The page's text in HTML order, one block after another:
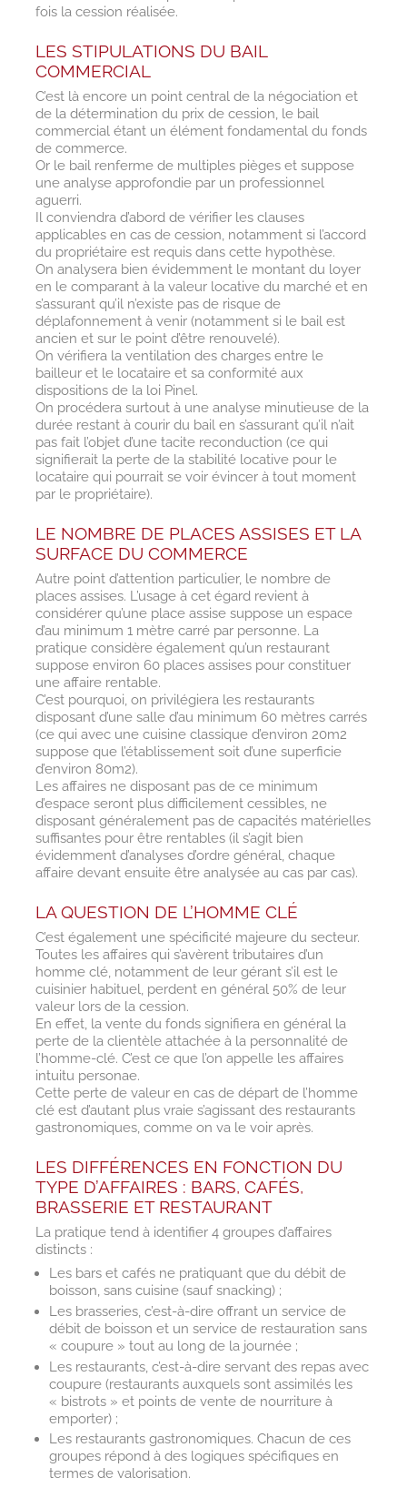
fois la cession réalisée.
LES STIPULATIONS DU BAIL
COMMERCIAL
C’est là encore un point central de la négociation et
de la détermination du prix de cession, le bail
commercial étant un élément fondamental du fonds
de commerce.
Or le bail renferme de multiples pièges et suppose
une analyse approfondie par un professionnel
aguerri.
Il conviendra d’abord de vérifier les clauses
applicables en cas de cession, notamment si l’accord
du propriétaire est requis dans cette hypothèse.
On analysera bien évidemment le montant du loyer
en le comparant à la valeur locative du marché et en
s’assurant qu’il n’existe pas de risque de
déplafonnement à venir (notamment si le bail est
ancien et sur le point d’être renouvelé).
On vérifiera la ventilation des charges entre le
bailleur et le locataire et sa conformité aux
dispositions de la loi Pinel.
On procédera surtout à une analyse minutieuse de la
durée restant à courir du bail en s’assurant qu’il n’ait
pas fait l’objet d’une tacite reconduction (ce qui
signifierait la perte de la stabilité locative pour le
locataire qui pourrait se voir évincer à tout moment
par le propriétaire).
LE NOMBRE DE PLACES ASSISES ET LA
SURFACE DU COMMERCE
Autre point d’attention particulier, le nombre de
places assises. L’usage à cet égard revient à
considérer qu’une place assise suppose un espace
d’au minimum 1 mètre carré par personne. La
pratique considère également qu’un restaurant
suppose environ 60 places assises pour constituer
une affaire rentable.
C’est pourquoi, on privilégiera les restaurants
disposant d’une salle d’au minimum 60 mètres carrés
(ce qui avec une cuisine classique d’environ 20m2
suppose que l’établissement soit d’une superficie
d’environ 80m2).
Les affaires ne disposant pas de ce minimum
d’espace seront plus difficilement cessibles, ne
disposant généralement pas de capacités matérielles
suffisantes pour être rentables (il s’agit bien
évidemment d’analyses d’ordre général, chaque
affaire devant ensuite être analysée au cas par cas).
LA QUESTION DE L’HOMME CLÉ
C’est également une spécificité majeure du secteur.
Toutes les affaires qui s’avèrent tributaires d’un
homme clé, notamment de leur gérant s’il est le
cuisinier habituel, perdent en général 50% de leur
valeur lors de la cession.
En effet, la vente du fonds signifiera en général la
perte de la clientèle attachée à la personnalité de
l’homme-clé. C’est ce que l’on appelle les affaires
intuitu personae.
Cette perte de valeur en cas de départ de l’homme
clé est d’autant plus vraie s’agissant des restaurants
gastronomiques, comme on va le voir après.
LES DIFFÉRENCES EN FONCTION DU
TYPE D’AFFAIRES : BARS, CAFÉS,
BRASSERIE ET RESTAURANT
La pratique tend à identifier 4 groupes d’affaires
distincts :
Les bars et cafés ne pratiquant que du débit de
boisson, sans cuisine (sauf snacking) ;
Les brasseries, c’est-à-dire offrant un service de
débit de boisson et un service de restauration sans
« coupure » tout au long de la journée ;
Les restaurants, c’est-à-dire servant des repas avec
coupure (restaurants auxquels sont assimilés les
« bistrots » et points de vente de nourriture à
emporter) ;
Les restaurants gastronomiques. Chacun de ces
groupes répond à des logiques spécifiques en
termes de valorisation.